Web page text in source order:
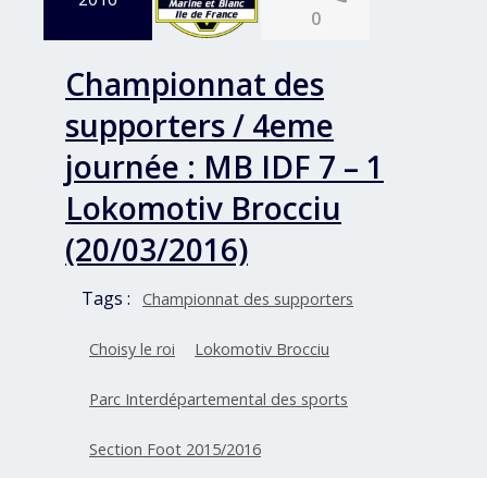
0
Championnat des
supporters / 4eme
journée : MB IDF 7 – 1
Lokomotiv Brocciu
(20/03/2016)
Tags : Championnat des supporters
Choisy le roi Lokomotiv Brocciu
Parc Interdépartemental des sports
Section Foot 2015/2016